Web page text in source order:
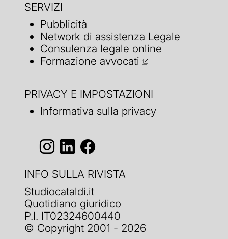
SERVIZI
Pubblicità
Network di assistenza Legale
Consulenza legale online
Formazione avvocati
PRIVACY E IMPOSTAZIONI
Informativa sulla privacy
INFO SULLA RIVISTA
Studiocataldi.it
Quotidiano giuridico
P.I. IT02324600440
© Copyright 2001 - 2026